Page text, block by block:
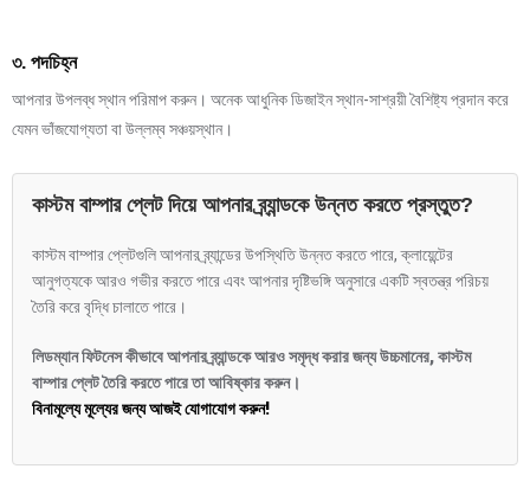
৩. পদচিহ্ন
আপনার উপলব্ধ স্থান পরিমাপ করুন। অনেক আধুনিক ডিজাইন স্থান-সাশ্রয়ী বৈশিষ্ট্য প্রদান করে
যেমন ভাঁজযোগ্যতা বা উল্লম্ব সঞ্চয়স্থান।
কাস্টম বাম্পার প্লেট দিয়ে আপনার ব্র্যান্ডকে উন্নত করতে প্রস্তুত?
কাস্টম বাম্পার প্লেটগুলি আপনার ব্র্যান্ডের উপস্থিতি উন্নত করতে পারে, ক্লায়েন্টের
আনুগত্যকে আরও গভীর করতে পারে এবং আপনার দৃষ্টিভঙ্গি অনুসারে একটি স্বতন্ত্র পরিচয়
তৈরি করে বৃদ্ধি চালাতে পারে।
লিডম্যান ফিটনেস কীভাবে আপনার ব্র্যান্ডকে আরও সমৃদ্ধ করার জন্য উচ্চমানের, কাস্টম
বাম্পার প্লেট তৈরি করতে পারে তা আবিষ্কার করুন।
বিনামূল্যে মূল্যের জন্য আজই যোগাযোগ করুন!